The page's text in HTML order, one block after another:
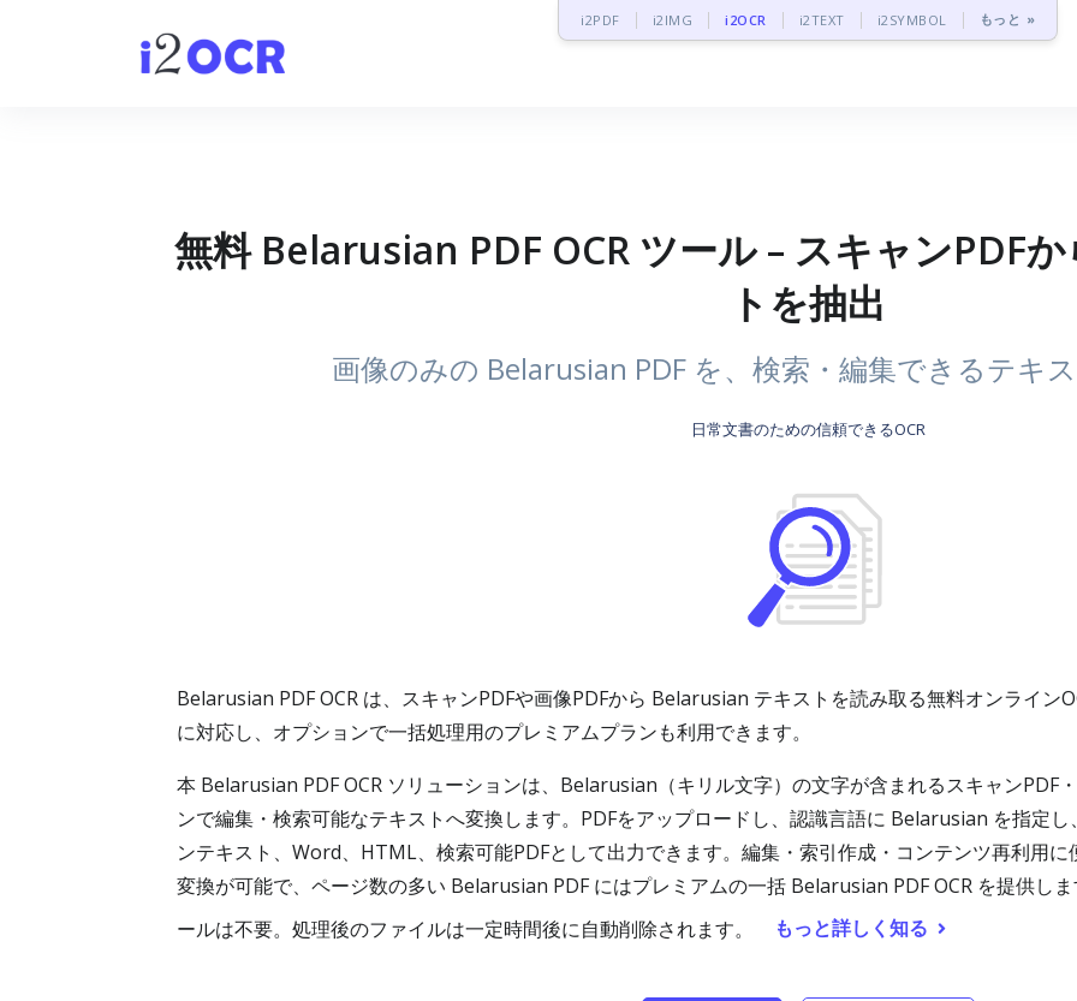
i2PDF i2IMG i2OCR i2TEXT i2SYMBOL もっと »
無料 Belarusian PDF OCR ツール – スキャンPDF
トを抽出
画像のみの Belarusian PDF を、検索・編集できるテキ
日常文書のための信頼できるOCR
Belarusian PDF OCR は、スキャンPDFや画像PDFから Belarusian テキストを読み取る無料オンライン
に対応し、オプションで一括処理用のプレミアムプランも利用できます。
本 Belarusian PDF OCR ソリューションは、Belarusian（キリル文字）の文字が含まれるスキャンPDF
ンで編集・検索可能なテキストへ変換します。PDFをアップロードし、認識言語に Belarusian を指定
ンテキスト、Word、HTML、検索可能PDFとして出力できます。編集・索引作成・コンテンツ再利用
変換が可能で、ページ数の多い Belarusian PDF にはプレミアムの一括 Belarusian PDF OCR を提供し
ールは不要。処理後のファイルは一定時間後に自動削除されます。
もっと詳しく知る